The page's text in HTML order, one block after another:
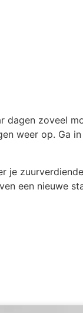
dagen zoveel
weer op. Ga
je
een nieuwe